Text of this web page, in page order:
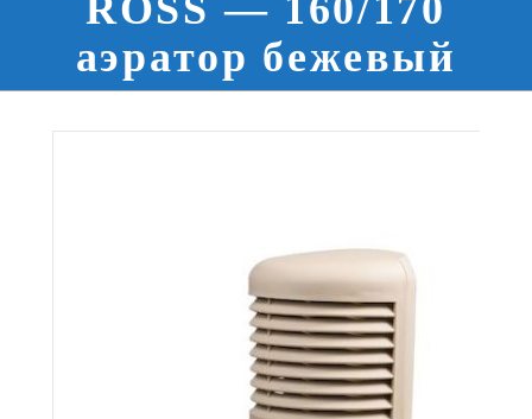
ROSS — 160/170
аэратор бежевый